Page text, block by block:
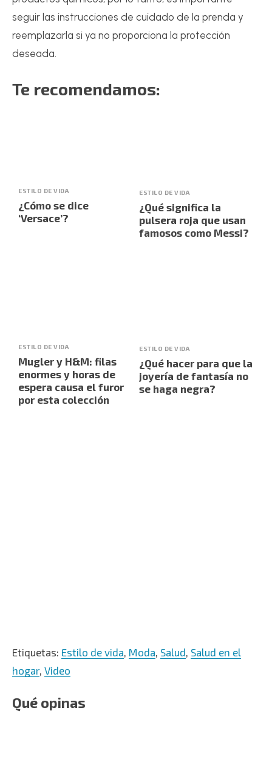
seguir las instrucciones de cuidado de la prenda y
reemplazarla si ya no proporciona la protección
deseada.
Te recomendamos:
ESTILO DE VIDA
¿Cómo se dice
‘Versace’?
ESTILO DE VIDA
¿Qué significa la
pulsera roja que usan
famosos como Messi?
ESTILO DE VIDA
Mugler y H&M: filas
enormes y horas de
espera causa el furor
por esta colección
ESTILO DE VIDA
¿Qué hacer para que la
joyería de fantasía no
se haga negra?
Etiquetas: Estilo de vida, Moda, Salud, Salud en el
hogar, Video
Qué opinas